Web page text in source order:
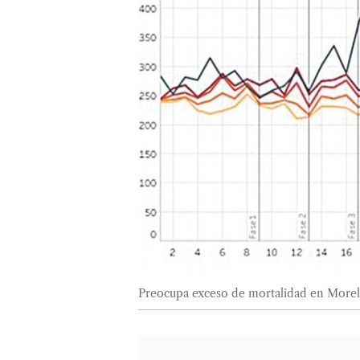
Preocupa exceso de mortalidad en